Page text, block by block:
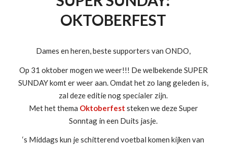
OKTOBERFEST
Dames en heren, beste supporters van ONDO,
Op 31 oktober mogen we weer!!! De welbekende SUPER
SUNDAY komt er weer aan. Omdat het zo lang geleden is,
zal deze editie nog specialer zijn.
Met het thema Oktoberfest steken we deze Super
Sonntag in een Duits jasje.
‘s Middags kun je schitterend voetbal komen kijken van